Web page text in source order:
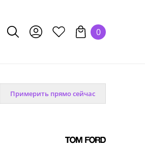
0
Примерить прямо сейчас